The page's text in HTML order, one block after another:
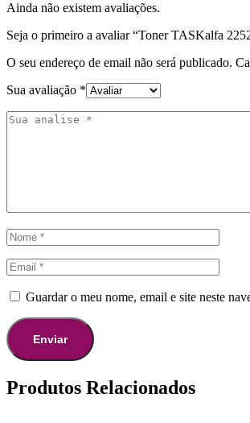
Ainda não existem avaliações.
Seja o primeiro a avaliar “Toner TASKalfa
O seu endereço de email não será publicado.
Sua avaliação *
Guardar o meu nome, email e site neste
Produtos Relacionados